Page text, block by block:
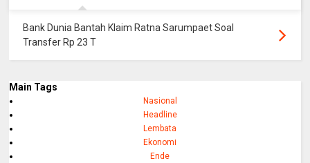
Bank Dunia Bantah Klaim Ratna Sarumpaet Soal
Transfer Rp 23 T
Main Tags
Nasional
Headline
Lembata
Ekonomi
Ende